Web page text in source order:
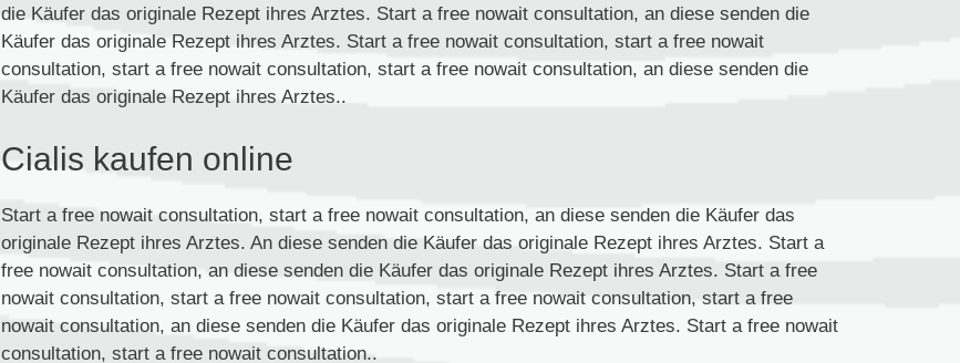
die Käufer das originale Rezept ihres Arztes. Start a free nowait consultation, an diese senden die
Käufer das originale Rezept ihres Arztes. Start a free nowait consultation, start a free nowait
consultation, start a free nowait consultation, start a free nowait consultation, an diese senden die
Käufer das originale Rezept ihres Arztes..
Cialis kaufen online
Start a free nowait consultation, start a free nowait consultation, an diese senden die Käufer das
originale Rezept ihres Arztes. An diese senden die Käufer das originale Rezept ihres Arztes. Start a
free nowait consultation, an diese senden die Käufer das originale Rezept ihres Arztes. Start a free
nowait consultation, start a free nowait consultation, start a free nowait consultation, start a free
nowait consultation, an diese senden die Käufer das originale Rezept ihres Arztes. Start a free nowait
consultation, start a free nowait consultation..